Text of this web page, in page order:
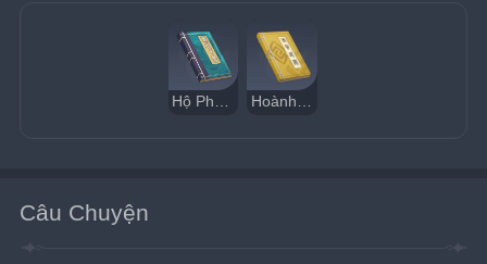
Hộ Pháp Tiên Chúng Dạ Xoa Hoành Nghi Kinh
Câu Chuyện